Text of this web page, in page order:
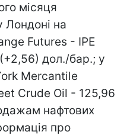
місяця
Лондоні на
Futures - IPE
дол./бар.; у
Mercantile
Crude Oil - 125,96
нафтових
про